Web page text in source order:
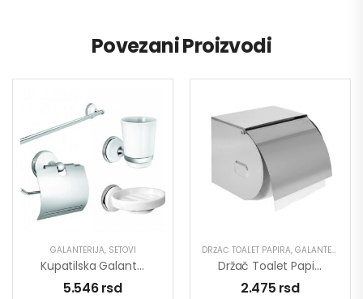
Povezani Proizvodi
GALANTERIJA, SETOVI
Kupatilska Galanterija MINOTTI Set 6/1
5.546rsd
DRŽAČ TOALET PAPIRA, GALANTERIJA
Držač Toalet Papira MINOTTI Sa Poklopcem Veći
2.475 rsd